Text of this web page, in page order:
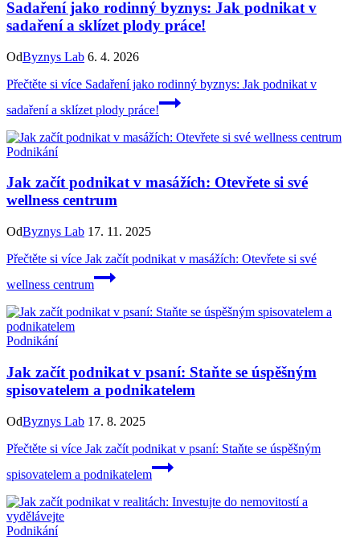
Sadaření jako rodinný byznys: Jak podnikat v
sadaření a sklízet plody práce!
OdByznys Lab 6. 4. 2026
Přečtěte si více Sadaření jako rodinný byznys: Jak podnikat v
sadaření a sklízet plody práce!
Podnikání
Jak začít podnikat v masážích: Otevřete si své
wellness centrum
OdByznys Lab 17. 11. 2025
Přečtěte si více Jak začít podnikat v masážích: Otevřete si své
wellness centrum
Podnikání
Jak začít podnikat v psaní: Staňte se úspěšným
spisovatelem a podnikatelem
OdByznys Lab 17. 8. 2025
Přečtěte si více Jak začít podnikat v psaní: Staňte se úspěšným
spisovatelem a podnikatelem
Podnikání